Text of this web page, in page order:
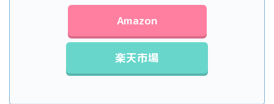
Amazon
楽天市場